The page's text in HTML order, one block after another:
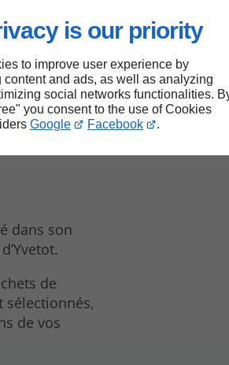
is our priority
to improve user experience by
content and ads, as well as analyzing
social networks functionalities.
you consent to the use of Cookies
Google Facebook .
de
dans son
de
sélectionnés,
de vos